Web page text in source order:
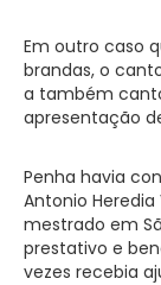
Em outro caso
brandas, o
a também
apresentação
Penha havia
Antonio Heredia
mestrado em
prestativo e
vezes recebia